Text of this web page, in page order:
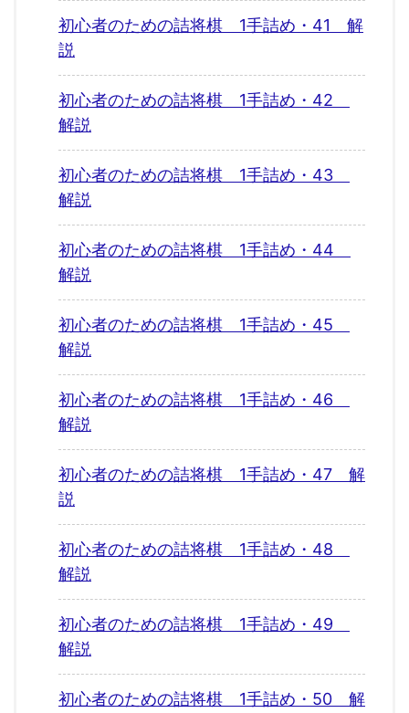
初心者のための詰将棋 1手詰め・41 解
説
初心者のための詰将棋 1手詰め・42
解説
初心者のための詰将棋 1手詰め・43
解説
初心者のための詰将棋 1手詰め・44
解説
初心者のための詰将棋 1手詰め・45
解説
初心者のための詰将棋 1手詰め・46
解説
初心者のための詰将棋 1手詰め・47 解
説
初心者のための詰将棋 1手詰め・48
解説
初心者のための詰将棋 1手詰め・49
解説
初心者のための詰将棋 1手詰め・50 解